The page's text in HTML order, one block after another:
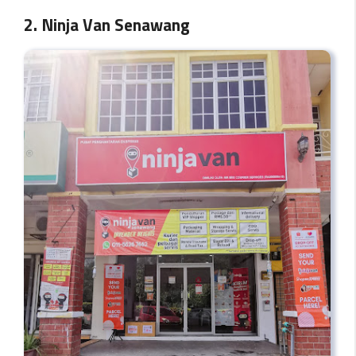
2. Ninja Van Senawang